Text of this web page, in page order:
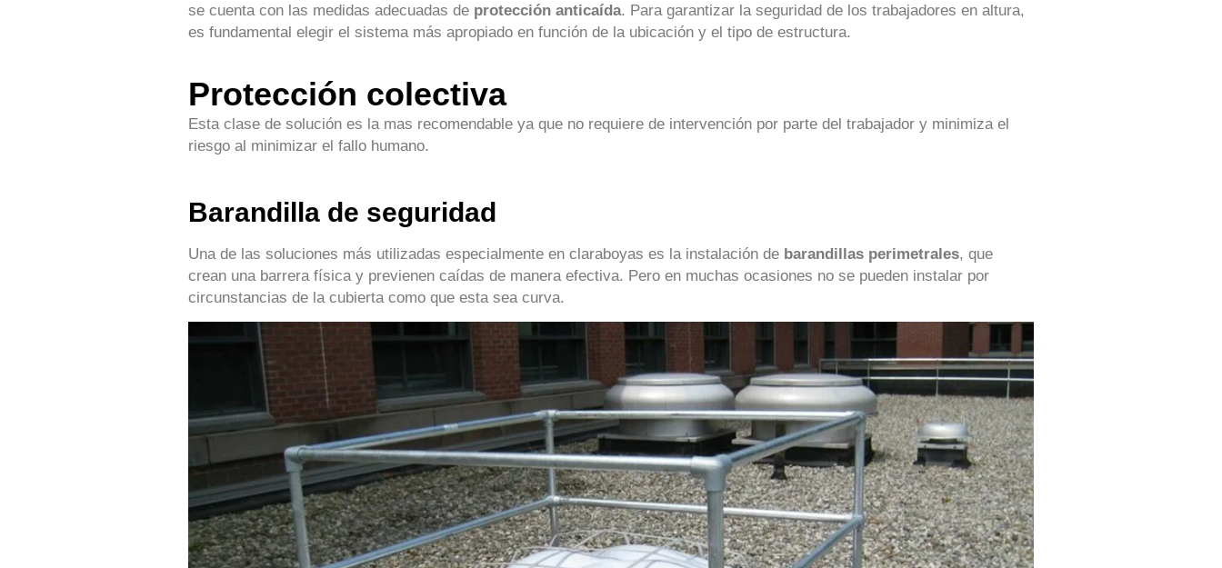
se cuenta con las medidas adecuadas de protección anticaída. Para garantizar la seguridad de los trabajadores en altura,
es fundamental elegir el sistema más apropiado en función de la ubicación y el tipo de estructura.
Protección colectiva
Esta clase de solución es la mas recomendable ya que no requiere de intervención por parte del trabajador y minimiza el
riesgo al minimizar el fallo humano.
Barandilla de seguridad
Una de las soluciones más utilizadas especialmente en claraboyas es la instalación de barandillas perimetrales, que
crean una barrera física y previenen caídas de manera efectiva. Pero en muchas ocasiones no se pueden instalar por
circunstancias de la cubierta como que esta sea curva.